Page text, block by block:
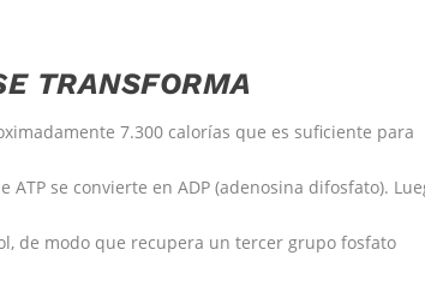
TRANSFORMA
7.300 calorías que es suficiente para
se convierte en ADP (adenosina difosfato).
de modo que recupera un tercer grupo fosfato